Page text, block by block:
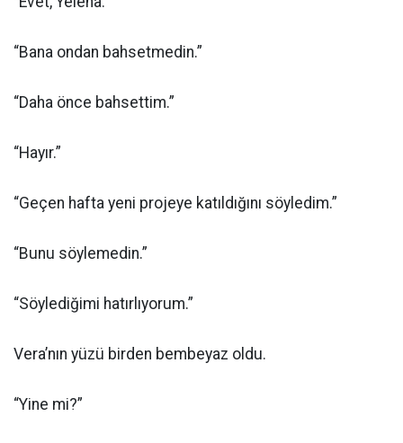
“Bana ondan bahsetmedin.”
“Daha önce bahsettim.”
“Hayır.”
“Geçen hafta yeni projeye katıldığını söyledim.”
“Bunu söylemedin.”
“Söylediğimi hatırlıyorum.”
Vera’nın yüzü birden bembeyaz oldu.
“Yine mi?”